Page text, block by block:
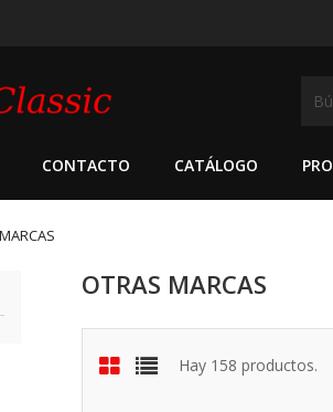
CONTACTO CATÁLOGO
OTRAS MARCAS
Hay 158 productos.